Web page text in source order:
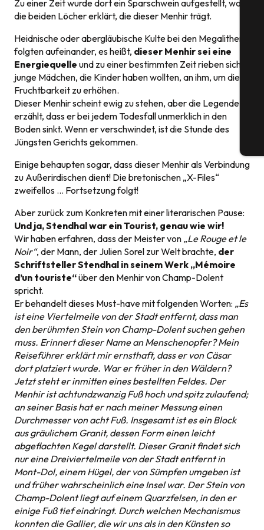
Zu einer Zeit wurde dort ein Sparschwein aufgestellt, was
die beiden Löcher erklärt, die dieser Menhir trägt.
Heidnische oder abergläubische Kulte bei den Megalithen
folgten aufeinander, es heißt, dieser Menhir sei eine
Energiequelle und zu einer bestimmten Zeit rieben sich
junge Mädchen, die Kinder haben wollten, an ihm, um die
Fruchtbarkeit zu erhöhen.
Dieser Menhir scheint ewig zu stehen, aber die Legende
erzählt, dass er bei jedem Todesfall unmerklich in den
Boden sinkt. Wenn er verschwindet, ist die Stunde des
Jüngsten Gerichts gekommen.
Einige behaupten sogar, dass dieser Menhir als Verbindung
zu Außerirdischen dient! Die bretonischen „X-Files“
zweifellos … Fortsetzung folgt!
Aber zurück zum Konkreten mit einer literarischen Pause:
Und ja, Stendhal war ein Tourist, genau wie wir!
Wir haben erfahren, dass der Meister von „Le Rouge et le
Noir“, der Mann, der Julien Sorel zur Welt brachte, der
Schriftsteller Stendhal in seinem Werk „Mémoire
d’un touriste“über den Menhir von Champ-Dolent
spricht.
Er behandelt dieses Must-have mit folgenden Worten: „Es
ist eine Viertelmeile von der Stadt entfernt, dass man
den berühmten Stein von Champ-Dolent suchen gehen
muss. Erinnert dieser Name an Menschenopfer? Mein
Reiseführer erklärt mir ernsthaft, dass er von Cäsar
dort platziert wurde. War er früher in den Wäldern?
Jetzt steht er inmitten eines bestellten Feldes. Der
Menhir ist achtundzwanzig Fuß hoch und spitz zulaufend;
an seiner Basis hat er nach meiner Messung einen
Durchmesser von acht Fuß. Insgesamt ist es ein Block
aus gräulichem Granit, dessen Form einen leicht
abgeflachten Kegel darstellt. Dieser Granit findet sich
nur eine Dreiviertelmeile von der Stadt entfernt in
Mont-Dol, einem Hügel, der von Sümpfen umgeben ist
und früher wahrscheinlich eine Insel war. Der Stein von
Champ-Dolent liegt auf einem Quarzfelsen, in den er
einige Fuß tief eindringt. Durch welchen Mechanismus
konnten die Gallier, die wir uns als in den Künsten so